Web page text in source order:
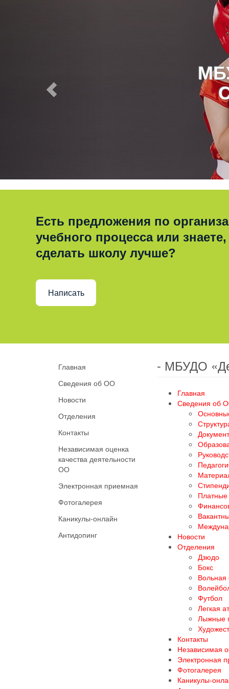
Есть предложения по
учебного процесса или знаете,
сделать школу лучше?
Написать
Главная
Сведения об ОО
Новости
Отделения
Контакты
Независимая оценка
качества деятельности
ОО
Электронная приемная
Фотогалерея
Каникулы-онлайн
Антидопинг
- МБУДО
Главная
Сведения об
Платные
Новости
Отделения
Дзюдо
Бокс
Вольная
Футбол
Легкая
Лыжные
Контакты
Независимая
Электронная
Фотогалерея
Каникулы-